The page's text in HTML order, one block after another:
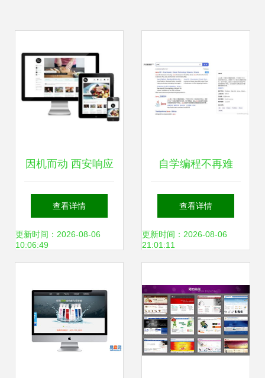
因机而动 西安响应
式网站设计领域的
先驱与领航者
查看详情
更新时间：2026-08-06
10:06:49
自学编程不再难
CSDN博客式的精
品网站开发与维护
查看详情
更新时间：2026-08-06
21:01:11